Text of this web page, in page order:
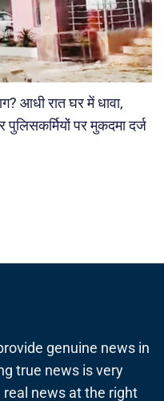
आधी रात घर में धावा,
पर मुकदमा दर्ज
genuine news in
true news is very
real news at the right